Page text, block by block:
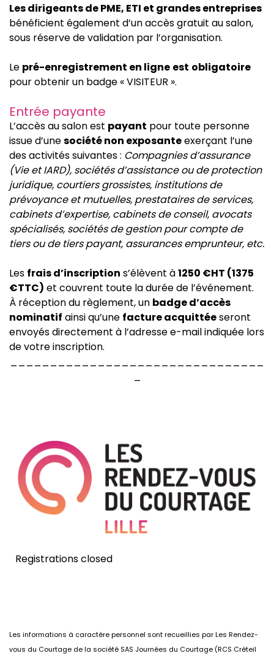
Les dirigeants de PME, ETI et grandes entreprises
bénéficient également d’un accès gratuit au salon,
sous réserve de validation par l’organisation.
Le pré-enregistrement en ligne est obligatoire
pour obtenir un badge « VISITEUR ».
Entrée payante
L’accès au salon est payant pour toute personne
issue d’unesociété non exposanteexerçant l’une
des activités suivantes : Compagnies d’assurance
(Vie et IARD), sociétés d’assistance ou de protection
juridique, courtiers grossistes, institutions de
prévoyance et mutuelles, prestataires de services,
cabinets d’expertise, cabinets de conseil, avocats
spécialisés, sociétés de gestion pour compte de
tiers ou de tiers payant, assurances emprunteur, etc.
Les frais d’inscription s’élèvent à1250 €HT (1375
€TTC) et couvrent toute la durée de l’événement.
À réception du règlement, un badge d’accès
nominatif ainsi qu’une facture acquittéeseront
envoyés directement à l’adresse e-mail indiquée lors
de votre inscription.
Registrations closed
Les informations à caractère personnel sont recueillies par Les Rendez-
vous du Courtage de la société SAS Journées du Courtage (RCS Créteil